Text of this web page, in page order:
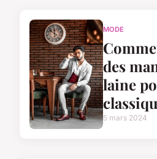
MODE
des
laine
5 mars 2024